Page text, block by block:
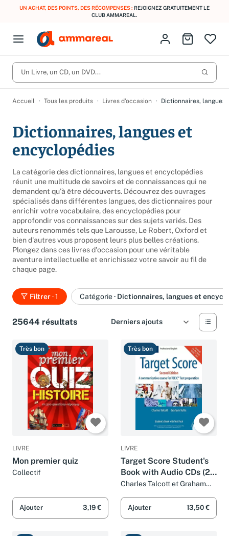
UN ACHAT, DES POINTS, DES RÉCOMPENSES : REJOIGNEZ GRATUITEMENT LE
CLUB AMMAREAL.
Open menu
Fermer le menu
CD d'occasion
Partitions
Culture à 1 €
Meilleures ventes
Nos engagements
Produits Catégories
Vous n'avez pas trouvé l'article que vous cherchiez ?
Activez les notifications dans votre compte pour être alerté dès
qu'il est en stock.
Créer une alerte
Identifiez-vous
Aller au
Un Livre, un CD, un DVD...
Accueil Tous les produits Livres d’occasion Dictionnaires, langues
Dictionnaires, langues et
encyclopédies
La catégorie des dictionnaires, langues et encyclopédies
réunit une multitude de savoirs et de connaissances qui ne
demandent qu'à être découverts. Découvrez des ouvrages
spécialisés dans différentes langues, des dictionnaires pour
enrichir votre vocabulaire, des encyclopédies pour
approfondir vos connaissances sur des sujets variés. Des
auteurs renommés tels que Larousse, Le Robert, Oxford et
bien d'autres vous proposent leurs plus belles créations.
Plongez dans ces livres d'occasion pour une véritable
aventure intellectuelle et enrichissez votre savoir au fil de
chaque page.
Filtrer· 1 Catégorie· Dictionnaires, langues et
25644 résultats
Très bon
LIVRE
Mon premier quiz
Collectif
Ajouter 3,19 €
Très bon
LIVRE
Target Score Student's
Book with Audio CDs (2),
Test booklet with Audio
Communicative Course
for TOEIC® Tes
Charles Talcott et Graham
Ajouter 13,50 €